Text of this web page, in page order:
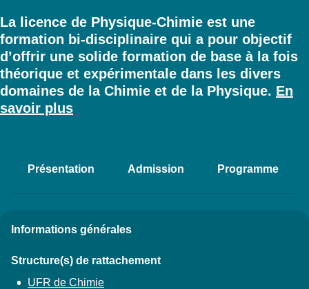
Résumé
La licence de Physique-Chimie est une
formation bi-disciplinaire qui a pour objectif
d’offrir une solide formation de base à la fois
théorique et expérimentale dans les divers
domaines de la Chimie et de la Physique. En
savoir plus
Accéder aux sections de la
Présentation Admission Programme
Informations générales
Structure(s) de rattachement
UFR de Chimie